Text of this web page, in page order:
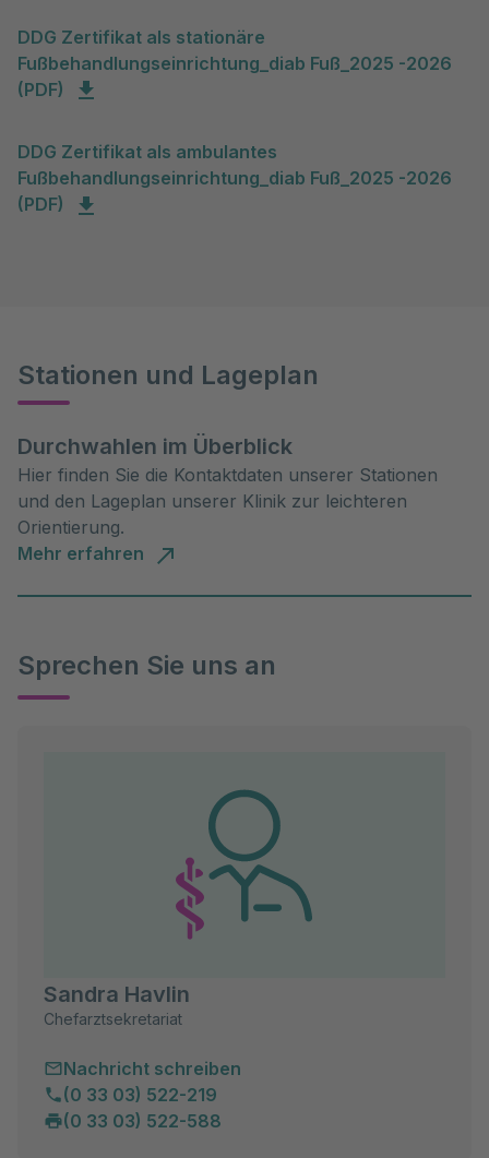
DDG Zertifikat als stationäre
Fußbehandlungseinrichtung_diab Fuß_2025 -2026
(PDF)
DDG Zertifikat als ambulantes
Fußbehandlungseinrichtung_diab Fuß_2025 -2026
(PDF)
Stationen und Lageplan
Durchwahlen im Überblick
Hier finden Sie die Kontaktdaten unserer Stationen
und den Lageplan unserer Klinik zur leichteren
Orientierung.
Mehr erfahren
Sprechen Sie uns an
Sandra Havlin
Chefarztsekretariat
Nachricht schreiben
(0 33 03) 522-219
(0 33 03) 522-588